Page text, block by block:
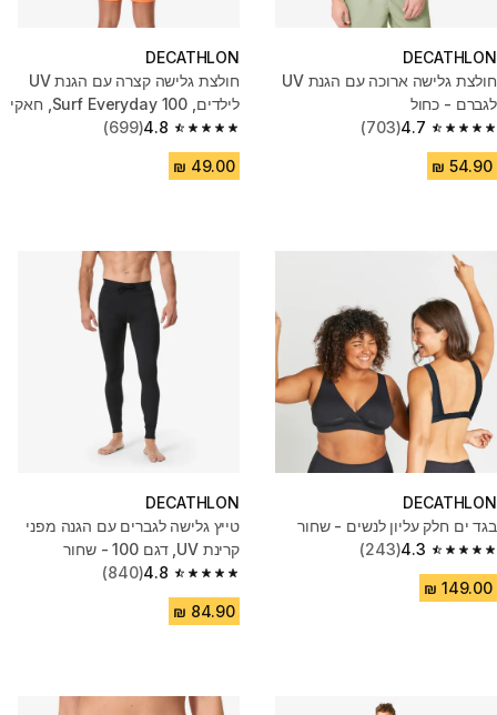
DECATHLON
חולצת גלישה ארוכה עם הגנת UV
לגברם - כחול
4.7
4.7 out of 5 stars from 703 reviews
(703)
DECATHLON
חולצת גלישה קצרה עם הגנת UV
לילדים, 100 Surf Everyday, חאקי
4.8
4.8 out of 5 stars from 699 reviews
(699)
DECATHLON
בגד ים חלק עליון לנשים - שחור
4.3
4.3 out of 5 stars from 243 reviews
(243)
DECATHLON
טייץ גלישה לגברים עם הגנה מפני
קרינת UV, דגם 100 - שחור
4.8
4.8 out of 5 stars from 840 reviews
(840)